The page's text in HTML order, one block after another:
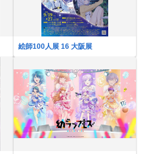
絵師100人展 16 大阪展